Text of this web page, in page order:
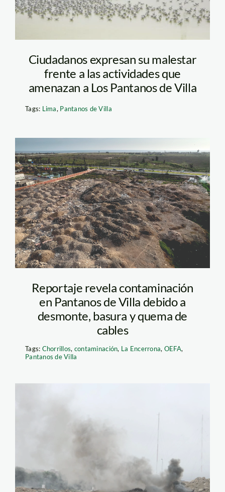
Ciudadanos expresan su malestar
frente a las actividades que
amenazan a Los Pantanos de Villa
Tags: Lima, Pantanos de Villa
pantanos-de-villa-
spda
Reportaje revela contaminación
en Pantanos de Villa debido a
desmonte, basura y quema de
cables
Tags: Chorrillos, contaminación, La Encerrona, OEFA,
Pantanos de Villa
quema de cables en
pantanos de villa –
vecinos del lugar